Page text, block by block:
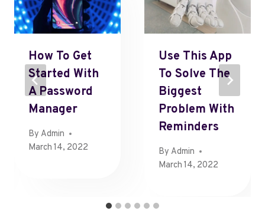
How To Get
Started With
A Password
Manager
By Admin
March 14, 2022
Use This App
To Solve The
Biggest
Problem With
Reminders
By Admin
March 14, 2022